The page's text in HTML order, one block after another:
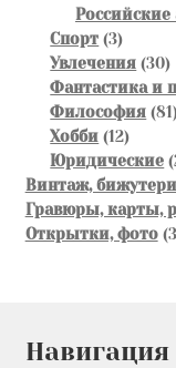
Спорт 33
товара
Увлечения 3030
Фантастика и
Философия 81
Хобби 1212
Юридические
Винтаж,
Гравюры, карты,
Открытки, фото
Навигация